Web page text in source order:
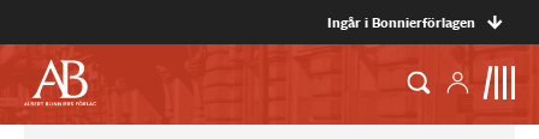
Ingår i Bonnierförlagen